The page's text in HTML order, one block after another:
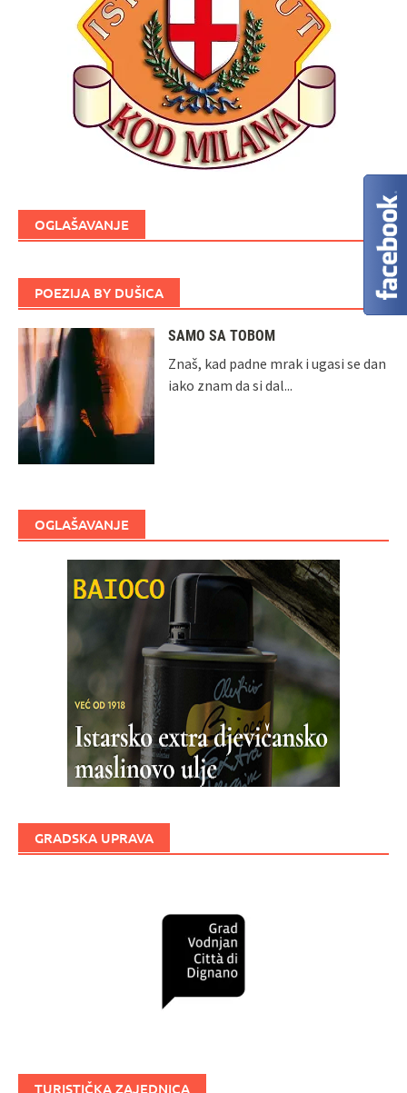
OGLAŠAVANJE
POEZIJA BY DUŠICA
SAMO SA TOBOM
Znaš, kad padne mrak i ugasi se dan
iako znam da si dal...
OGLAŠAVANJE
GRADSKA UPRAVA
TURISTIČKA ZAJEDNICA